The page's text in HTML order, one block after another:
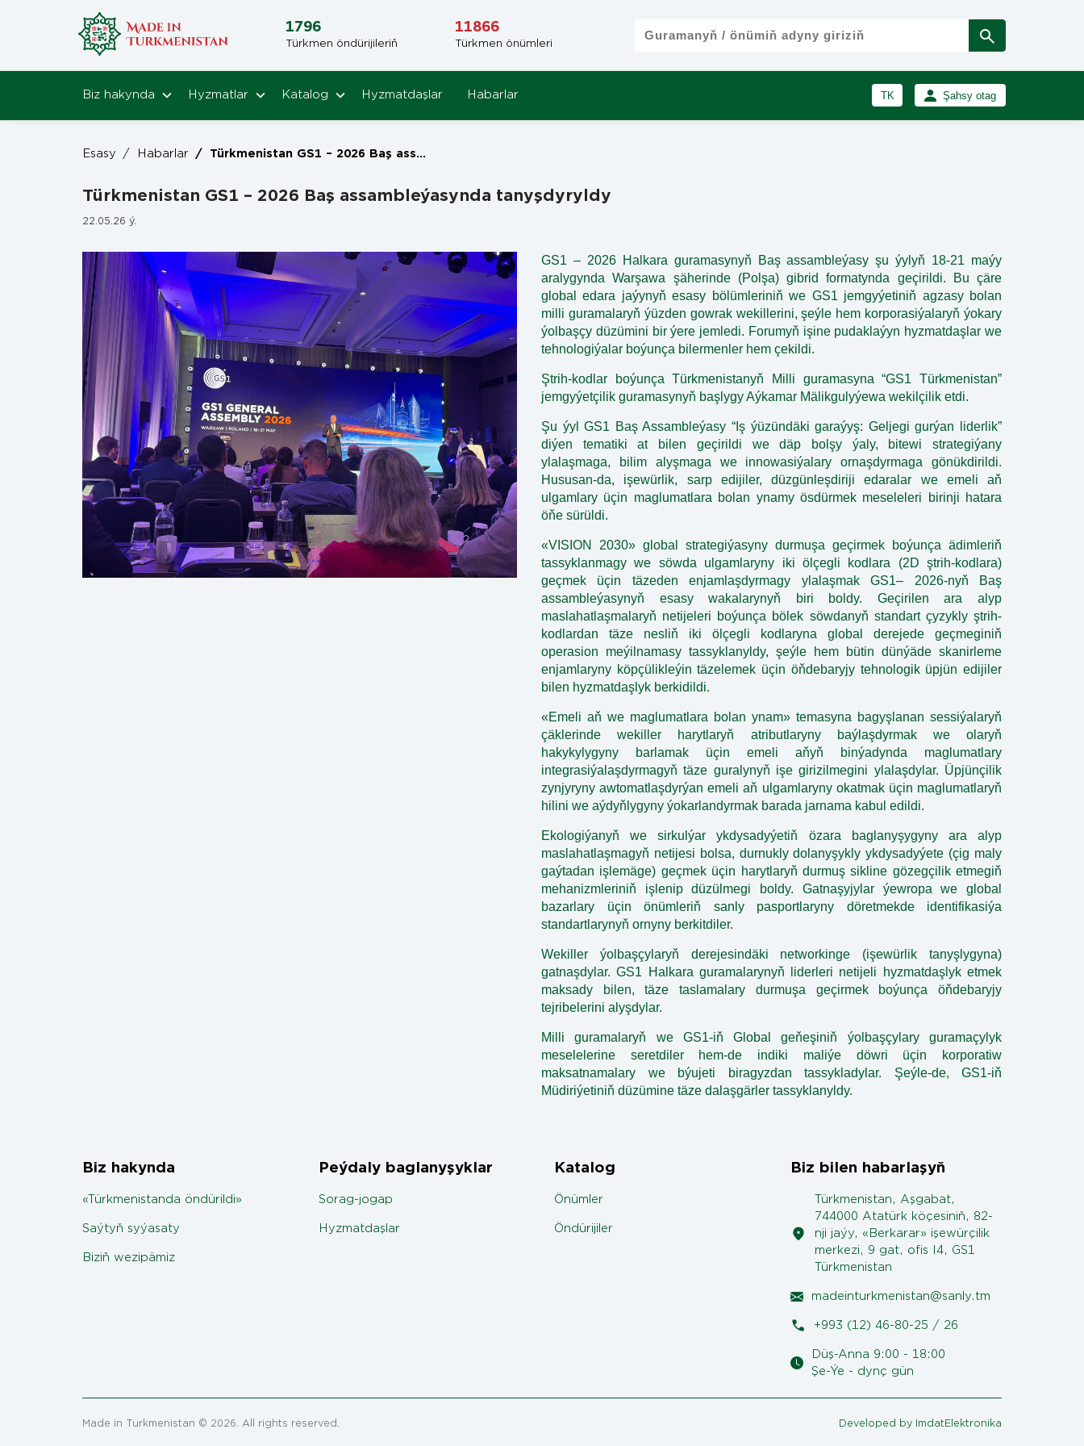
1796
Türkmen öndürijileriň
11866
Türkmen önümleri
Biz hakynda Hyzmatlar Katalog Hyzmatdaşlar Habarlar TK
RU
Şahsy otag
Esasy / Habarlar / Türkmenistan GS1 – 2026 Baş assambleýasynda tanyşdyryldy
Türkmenistan GS1 – 2026 Baş assambleýasynda tanyşdyryldy
22.05.26 ý.
GS1 – 2026 Halkara guramasynyň Baş assambleýasy şu ýylyň 18-21 maýy
aralygynda Warşawa şäherinde (Polşa) gibrid formatynda geçirildi. Bu çäre
global edara jaýynyň esasy bölümleriniň we GS1 jemgyýetiniň agzasy bolan
milli guramalaryň ýüzden gowrak wekillerini, şeýle hem korporasiýalaryň ýokary
ýolbaşçy düzümini bir ýere jemledi. Forumyň işine pudaklaýyn hyzmatdaşlar we
tehnologiýalar boýunça bilermenler hem çekildi.
Ştrih-kodlar boýunça Türkmenistanyň Milli guramasyna “GS1 Türkmenistan”
jemgyýetçilik guramasynyň başlygy Aýkamar Mälikgulyýewa wekilçilik etdi.
Şu ýyl GS1 Baş Assambleýasy “Iş ýüzündäki garaýyş: Geljegi gurýan liderlik”
diýen tematiki at bilen geçirildi we däp bolşy ýaly, bitewi strategiýany
ylalaşmaga, bilim alyşmaga we innowasiýalary ornaşdyrmaga gönükdirildi.
Hususan-da, işewürlik, sarp edijiler, düzgünleşdiriji edaralar we emeli aň
ulgamlary üçin maglumatlara bolan ynamy ösdürmek meseleleri birinji hatara
öňe sürüldi.
«VISION 2030» global strategiýasyny durmuşa geçirmek boýunça ädimleriň
tassyklanmagy we söwda ulgamlaryny iki ölçegli kodlara (2D ştrih-kodlara)
geçmek üçin täzeden enjamlaşdyrmagy ylalaşmak GS1– 2026-nyň Baş
assambleýasynyň esasy wakalarynyň biri boldy. Geçirilen ara alyp
maslahatlaşmalaryň netijeleri boýunça bölek söwdanyň standart çyzykly ştrih-
kodlardan täze nesliň iki ölçegli kodlaryna global derejede geçmeginiň
operasion meýilnamasy tassyklanyldy, şeýle hem bütin dünýäde skanirleme
enjamlaryny köpçülikleýin täzelemek üçin öňdebaryjy tehnologik üpjün edijiler
bilen hyzmatdaşlyk berkidildi.
«Emeli aň we maglumatlara bolan ynam» temasyna bagyşlanan sessiýalaryň
çäklerinde wekiller harytlaryň atributlaryny baýlaşdyrmak we olaryň
hakykylygyny barlamak üçin emeli aňyň binýadynda maglumatlary
integrasiýalaşdyrmagyň täze guralynyň işe girizilmegini ylalaşdylar. Üpjünçilik
zynjyryny awtomatlaşdyrýan emeli aň ulgamlaryny okatmak üçin maglumatlaryň
hilini we aýdyňlygyny ýokarlandyrmak barada jarnama kabul edildi.
Ekologiýanyň we sirkulýar ykdysadyýetiň özara baglanyşygyny ara alyp
maslahatlaşmagyň netijesi bolsa, durnukly dolanyşykly ykdysadyýete (çig maly
gaýtadan işlemäge) geçmek üçin harytlaryň durmuş sikline gözegçilik etmegiň
mehanizmleriniň işlenip düzülmegi boldy. Gatnaşyjylar ýewropa we global
bazarlary üçin önümleriň sanly pasportlaryny döretmekde identifikasiýa
standartlarynyň ornyny berkitdiler.
Wekiller ýolbaşçylaryň derejesindäki networkinge (işewürlik tanyşlygyna)
gatnaşdylar. GS1 Halkara guramalarynyň liderleri netijeli hyzmatdaşlyk etmek
maksady bilen, täze taslamalary durmuşa geçirmek boýunça öňdebaryjy
tejribelerini alyşdylar.
Milli guramalaryň we GS1-iň Global geňeşiniň ýolbaşçylary guramaçylyk
meselelerine seretdiler hem-de indiki maliýe döwri üçin korporatiw
maksatnamalary we býujeti biragyzdan tassykladylar. Şeýle-de, GS1-iň
Müdiriýetiniň düzümine täze dalaşgärler tassyklanyldy.
Biz hakynda
«Türkmenistanda öndürildi»
Saýtyň syýasaty
Biziň wezipämiz
Peýdaly baglanyşyklar
Sorag-jogap
Hyzmatdaşlar
Katalog
Önümler
Öndürijiler
Biz bilen habarlaşyň
Türkmenistan, Aşgabat,
744000 Atatürk köçesiniň, 82-
nji jaýy, «Berkarar» işewürçilik
merkezi, 9 gat, ofis I4, GS1
Türkmenistan
madeinturkmenistan@sanly.tm
+993 (12) 46-80-25 / 26
Düş-Anna 9:00 - 18:00
Şe-Ýe - dynç gün
Made in Turkmenistan © 2026. All rights reserved. Developed by ImdatElektronika